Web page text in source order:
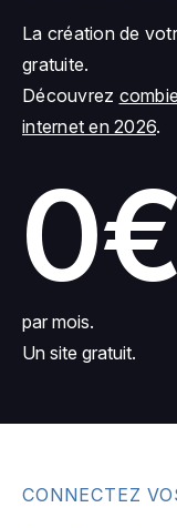
La création de
gratuite.
Découvrez
internet en 2026.
0€
par mois.
Un site gratuit.
CONNECTEZ